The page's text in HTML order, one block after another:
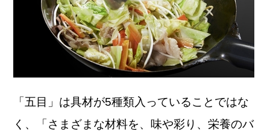
「五目」は具材が5種類入っていることではな
く、「さまざまな材料を、味や彩り、栄養のバ